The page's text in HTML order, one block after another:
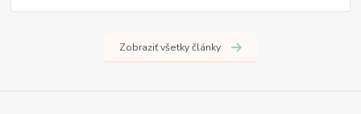
Zobraziť všetky články